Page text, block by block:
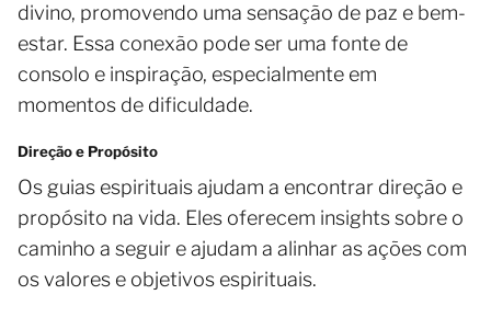
divino, promovendo uma sensação de paz e bem-
estar. Essa conexão pode ser uma fonte de
consolo e inspiração, especialmente em
momentos de dificuldade.
Direção e Propósito
Os guias espirituais ajudam a encontrar direção e
propósito na vida. Eles oferecem insights sobre o
caminho a seguir e ajudam a alinhar as ações com
os valores e objetivos espirituais.